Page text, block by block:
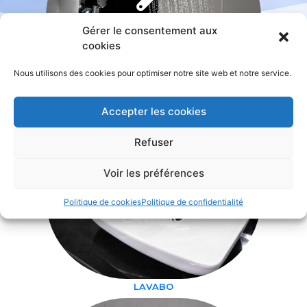
Gérer le consentement aux
cookies
Nous utilisons des cookies pour optimiser notre site web et notre service.
Accepter les cookies
Refuser
Voir les préférences
Politique de cookiesPolitique de confidentialité
DOUCHE & BAIN
DOUCHE & BAIN
Réparation, entretien, installation
Voir les services
DOUCHE ET BAIN
LAVABO
LAVABO
Réparation, entretien, installation
LAVABO